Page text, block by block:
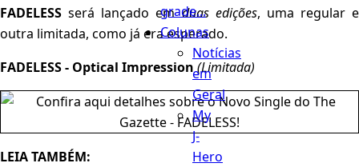
grade...
Colunas
Notícias
em
Geral
My
J-
Hero
FADELESS será lançado emduas edições, uma regular e
outra limitada, como já era esperado.
FADELESS - Optical Impression(Limitada)
LEIA TAMBÉM: